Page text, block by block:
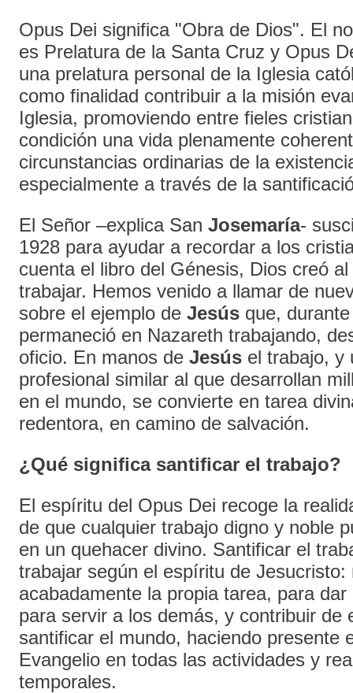
Opus Dei significa "Obra de Dios". El
es Prelatura de la Santa Cruz y Opus
una prelatura personal de la Iglesia
como finalidad contribuir a la misión
Iglesia, promoviendo entre fieles
condición una vida plenamente
circunstancias ordinarias de la
especialmente a través de la
El Señor –explica San Josemaría-
1928 para ayudar a recordar a los
cuenta el libro del Génesis, Dios creó
trabajar. Hemos venido a llamar de
sobre el ejemplo de Jesús que,
permaneció en Nazareth trabajando,
oficio. En manos de Jesús el trabajo, y
profesional similar al que desarrollan
en el mundo, se convierte en tarea
redentora, en camino de salvación.
¿Qué significa santificar el trabajo?
El espíritu del Opus Dei recoge la
de que cualquier trabajo digno y noble
en un quehacer divino. Santificar el
trabajar según el espíritu de Jesucristo:
acabadamente la propia tarea, para
para servir a los demás, y contribuir de
santificar el mundo, haciendo presente
Evangelio en todas las actividades y
temporales.